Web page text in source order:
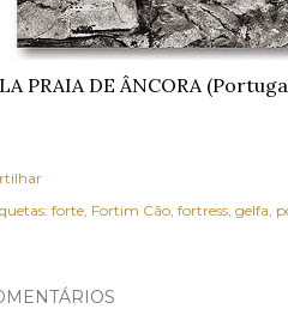
PRAIA DE ÂNCORA
forte Fortim Cão fortress gelfa